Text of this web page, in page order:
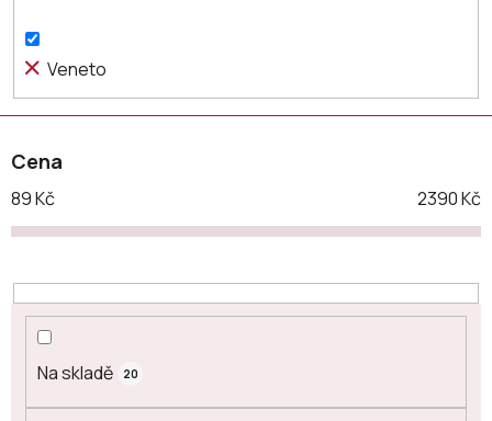
u
t
ů
Veneto
Cena
89Kč 2390Kč
Na skladě 20